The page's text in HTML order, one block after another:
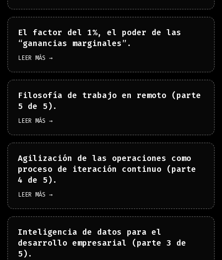
El factor del 1%, el poder de las
“ganancias marginales”.
LEER MÁS →
Filosofía de trabajo en remoto (parte
5 de 5).
LEER MÁS →
Agilización de las operaciones como
proceso de iteración continuo (parte
4 de 5).
LEER MÁS →
Inteligencia de datos para el
desarrollo empresarial (parte 3 de
5).